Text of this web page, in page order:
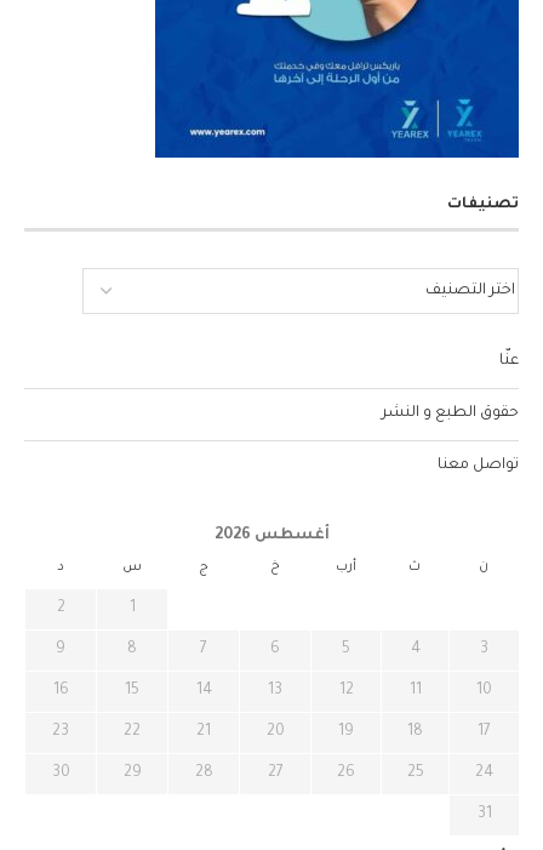
تصنيفات
عنّا
حقوق الطبع و النشر
تواصل معنا
أغسطس 2026
ن ث أرب خ ج س د
1
2
3
4
5
6
7
8
9
10
11
12
13
14
15
16
17
18
19
20
21
22
23
24
25
26
27
28
29
30
31